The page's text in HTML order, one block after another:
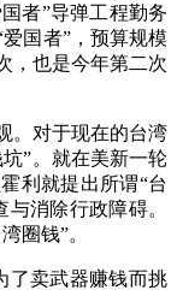
者”导弹工程勤务
国者”，预算规模
，也是今年第二次
对于现在的台湾
”。就在美新一轮
利就提出所谓“台
消除行政障碍。
圈钱”。
卖武器赚钱而挑